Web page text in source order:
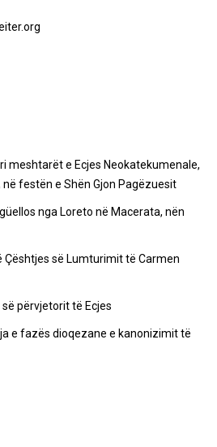
meshtarët e Ecjes Neokatekumenale,
festën e Shën Gjon Pagëzuesit
nga Loreto në Macerata, nën
Çështjes së Lumturimit të Carmen
përvjetorit të Ecjes
e fazës dioqezane e kanonizimit të